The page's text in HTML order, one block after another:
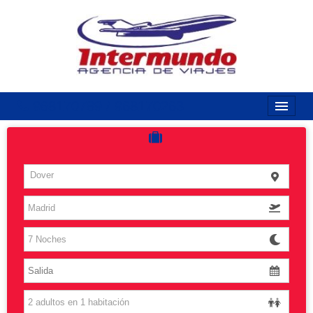
Costas
Vuelos
Islas
Caribe
Grandes Viajes
Dover